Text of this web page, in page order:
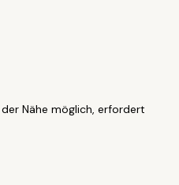
Nähe möglich, erfordert